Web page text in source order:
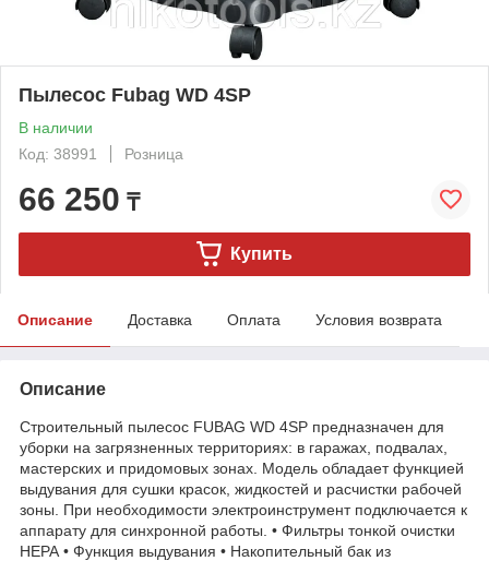
Пылесос Fubag WD 4SP
В наличии
Код: 38991
Розница
66 250 ₸
Купить
Описание Доставка Оплата Условия возврата
Описание
Строительный пылесос FUBAG WD 4SP предназначен для
уборки на загрязненных территориях: в гаражах, подвалах,
мастерских и придомовых зонах. Модель обладает функцией
выдувания для сушки красок, жидкостей и расчистки рабочей
зоны. При необходимости электроинструмент подключается к
аппарату для синхронной работы. • Фильтры тонкой очистки
НЕРА • Функция выдувания • Накопительный бак из